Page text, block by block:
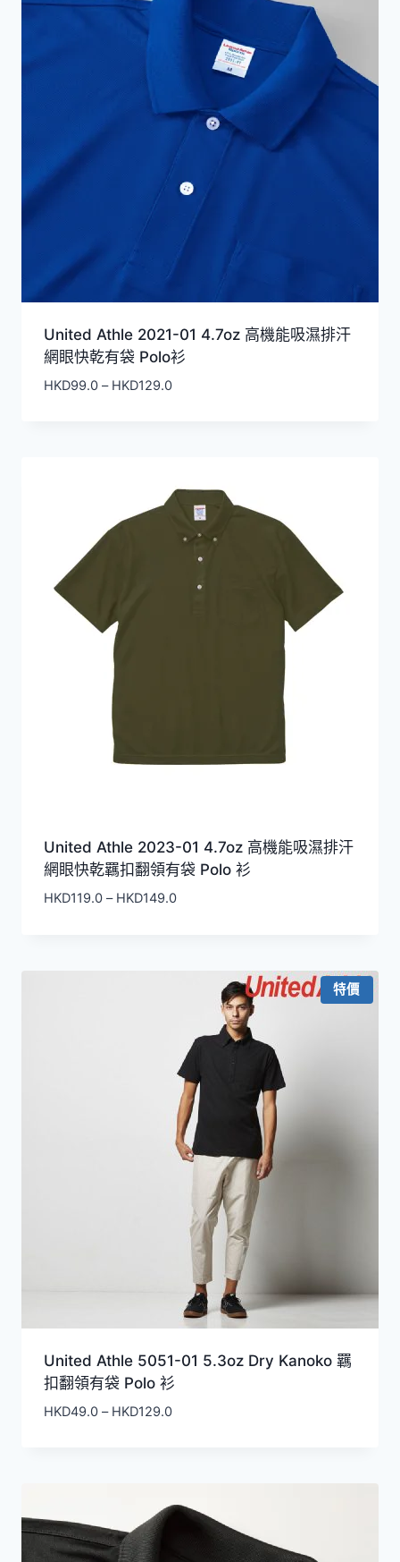
United Athle 2021-01 4.7oz 高機能吸濕排汗
網眼快乾有袋 Polo衫
HKD99.0 – HKD129.0價
到
HKD129.0
United Athle 2023-01 4.7oz 高機能吸濕排汗
網眼快乾羈扣翻領有袋 Polo 衫
HKD119.0 – HKD149.0價
HKD119.0
HKD149.0
特價
United Athle 5051-01 5.3oz Dry Kanoko 羈
扣翻領有袋 Polo 衫
HKD49.0 – HKD129.0價
到
HKD129.0